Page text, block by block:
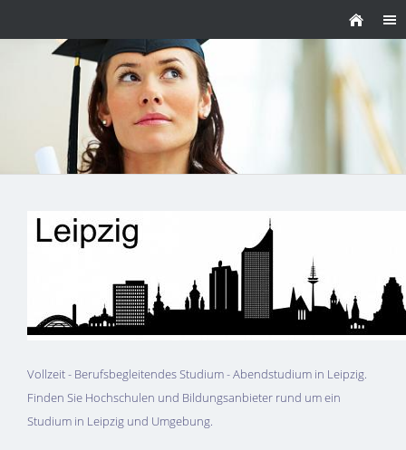
Vollzeit - Berufsbegleitendes Studium - Abendstudium in Leipzig.
Finden Sie Hochschulen und Bildungsanbieter rund um ein
Studium in Leipzig und Umgebung.